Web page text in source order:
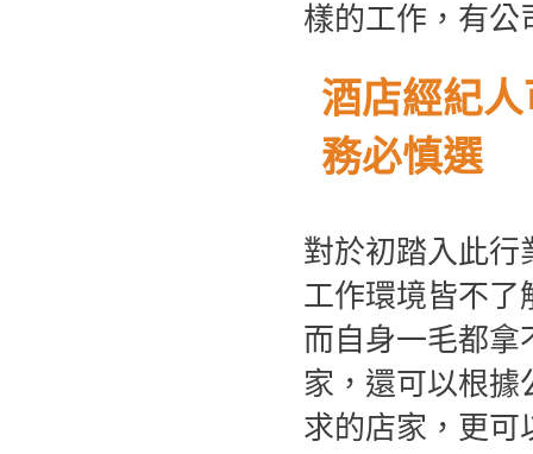
樣的工作，有公
酒店經紀
務必慎選
對於初踏入此行
工作環境皆不了
而自身一毛都拿
家，還可以根據
求的店家，更可